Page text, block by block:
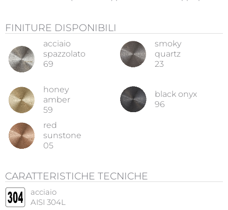
FINITURE DISPONIBILI
acciaio
spazzolato
69
smoky
quartz
23
honey
amber
59
black onyx
96
red
sunstone
05
CARATTERISTICHE TECNICHE
acciaio
AISI 304L